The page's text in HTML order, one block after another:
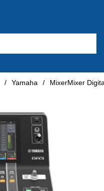
/ Yamaha / MixerMixer